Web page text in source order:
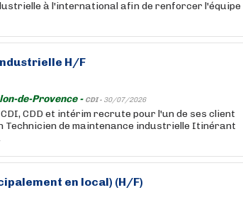
à l'international afin de renforcer l'équipe
H/F
de-Provence - CDI - 30/07/2026
CDD et intérim recrute pour l'un de ses client
Technicien de maintenance industrielle Itinérant
en local) (H/F)